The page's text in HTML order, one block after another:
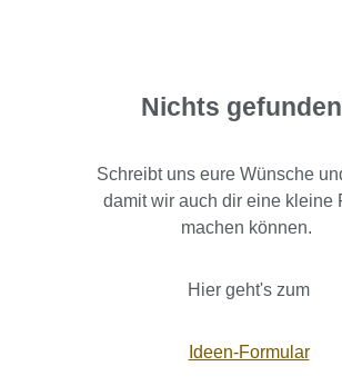
Nichts
Schreibt uns eure Wünsche
damit wir auch dir eine kleine
machen können.
Hier geht's zum
Ideen-Formular